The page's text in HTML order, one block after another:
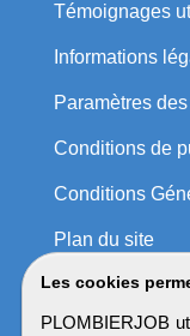
Les cookies
PLOMBIERJOB
Témoignages
Informations
Paramètres
Conditions de
Conditions
Plan du site